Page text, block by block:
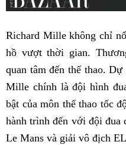
Richard Mille không chỉ
hồ vượt thời gian.
quan tâm đến thể thao.
Mille chính là đội hình
bật của môn thể thao tốc
hành trình đến với đội
Le Mans và giải vô địch